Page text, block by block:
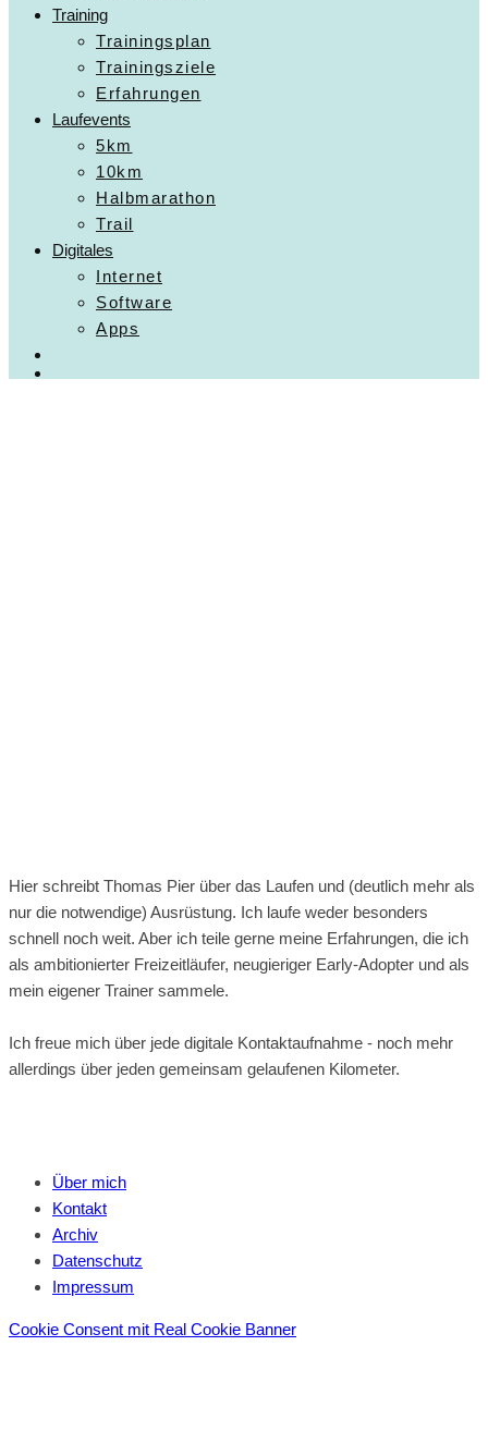
Training
Trainingsplan
Trainingsziele
Erfahrungen
Laufevents
5km
10km
Halbmarathon
Trail
Digitales
Internet
Software
Apps
Hier schreibt Thomas Pier über das Laufen und (deutlich mehr als
nur die notwendige) Ausrüstung. Ich laufe weder besonders
schnell noch weit. Aber ich teile gerne meine Erfahrungen, die ich
als ambitionierter Freizeitläufer, neugieriger Early-Adopter und als
mein eigener Trainer sammele.
Ich freue mich über jede digitale Kontaktaufnahme - noch mehr
allerdings über jeden gemeinsam gelaufenen Kilometer.
Über mich
Kontakt
Archiv
Datenschutz
Impressum
Cookie Consent mit Real Cookie Banner